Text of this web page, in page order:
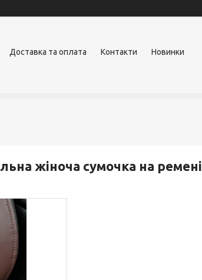
Доставка та оплата Контакти Новинки
жіноча сумочка на ремені